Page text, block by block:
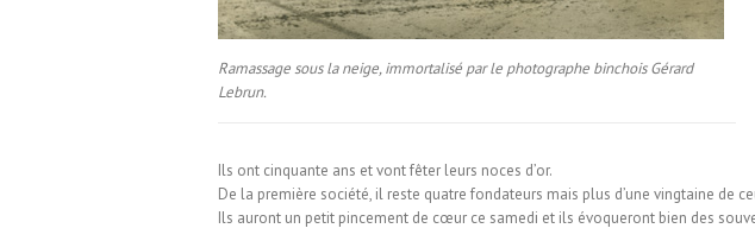
Ramassage sous la neige, immortalisé par le photographe binchois Gérard
Lebrun.
Ils ont cinquante ans et vont fêter leurs noces d’or.
De la première société, il reste quatre fondateurs mais plus d’une vingtaine de
Ils auront un petit pincement de cœur ce samedi et ils évoqueront bien des